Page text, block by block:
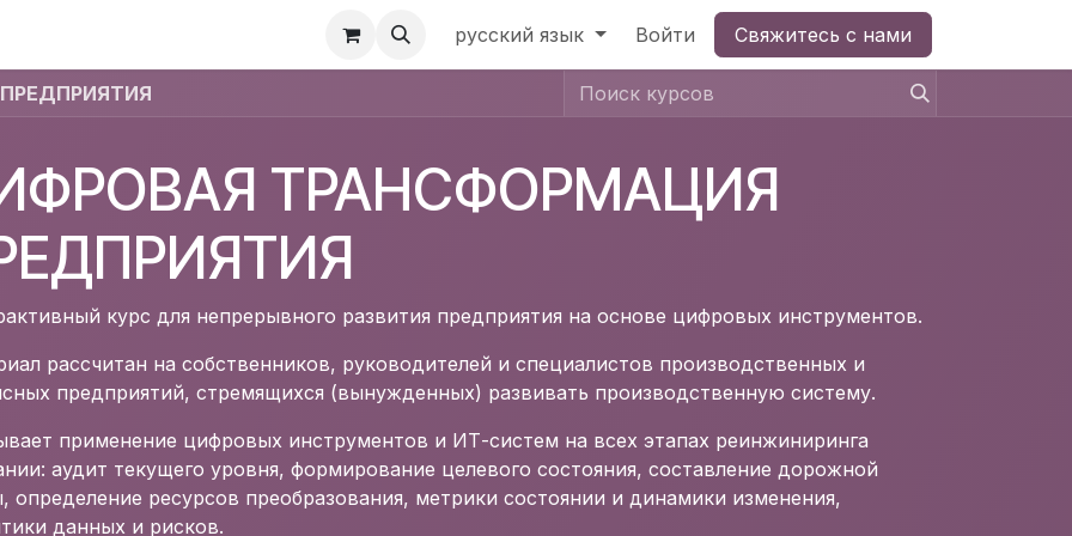
русский язык Войти Свяжитесь с нами
ТРАНСФОРМАЦИЯ
курс для непрерывного развития предприятия на основе цифровых инструментов.
рассчитан на собственников, руководителей и специалистов производственных и
предприятий, стремящихся (вынужденных) развивать производственную систему.
применение цифровых инструментов и ИТ-систем на всех этапах реинжиниринга
аудит текущего уровня, формирование целевого состояния, составление дорожной
определение ресурсов преобразования, метрики состоянии и динамики изменения,
данных и рисков.